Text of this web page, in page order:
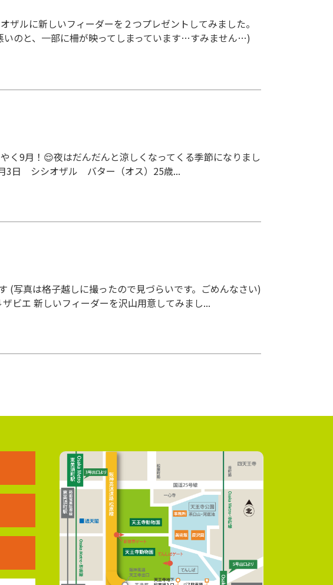
ルに新しいフィーダーを２つプレゼントしてみました。
いのと、一部に柵が映ってしまっています…すみません…)
く9月！😌夜はだんだんと涼しくなってくる季節になりまし
3日 シシオザル バター（オス）25歳...
(写真は格子越しに撮ったので見づらいです。ごめんなさい)
ビエ 新しいフィーダーを沢山用意してみまし...